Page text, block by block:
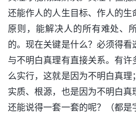
还能作人的人生目标、作人的生
原则，能解决人的所有难处、
的。现在关键是什么？必须得看
与不明白真理有直接关系。有许
么实行，这就是因为不明白真理
实质、根源，也是因为不明白真
还能说得一套一套的呢？（都是